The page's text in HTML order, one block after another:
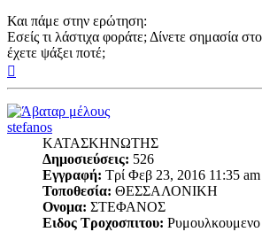
Και πάμε στην ερώτηση:
Εσείς τι λάστιχα φοράτε; Δίνετε σημασία
έχετε ψάξει ποτέ;
stefanos
ΚΑΤΑΣΚΗΝΩΤΗΣ
Δημοσιεύσεις: 526
Εγγραφή: Τρί Φεβ 23, 2016 11:35 am
Τοποθεσία: ΘΕΣΣΑΛΟΝΙΚΗ
Ονομα: ΣΤΕΦΑΝΟΣ
Ειδος Τροχοσπιτου: Ρυμουλκουμενο